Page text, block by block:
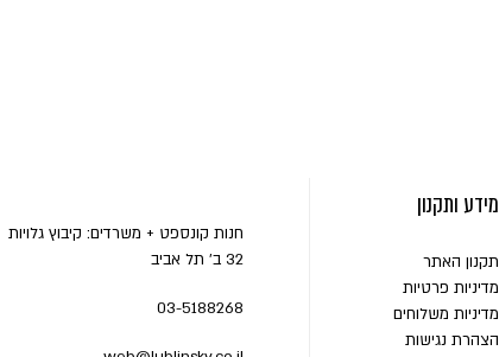
מידע ותקנון
תקנון האתר
מדיניות פרטיות
מדיניות משלוחים
הצהרת נגישות
חנות קונספט + משרדים: קיבוץ גלויות
32 ב' תל אביב
03-5188268